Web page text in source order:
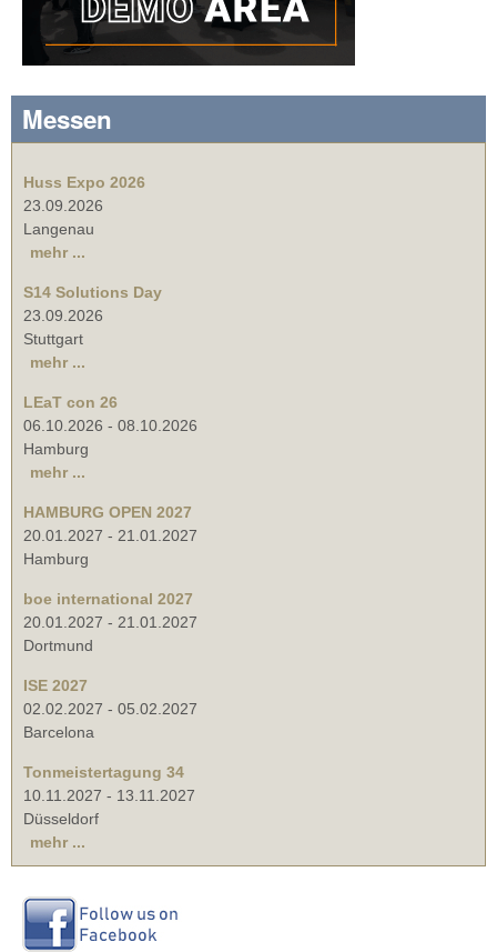
Messen
Huss Expo 2026
23.09.2026
Langenau
mehr ...
S14 Solutions Day
23.09.2026
Stuttgart
mehr ...
LEaT con 26
06.10.2026 - 08.10.2026
Hamburg
mehr ...
HAMBURG OPEN 2027
20.01.2027 - 21.01.2027
Hamburg
boe international 2027
20.01.2027 - 21.01.2027
Dortmund
ISE 2027
02.02.2027 - 05.02.2027
Barcelona
Tonmeistertagung 34
10.11.2027 - 13.11.2027
Düsseldorf
mehr ...